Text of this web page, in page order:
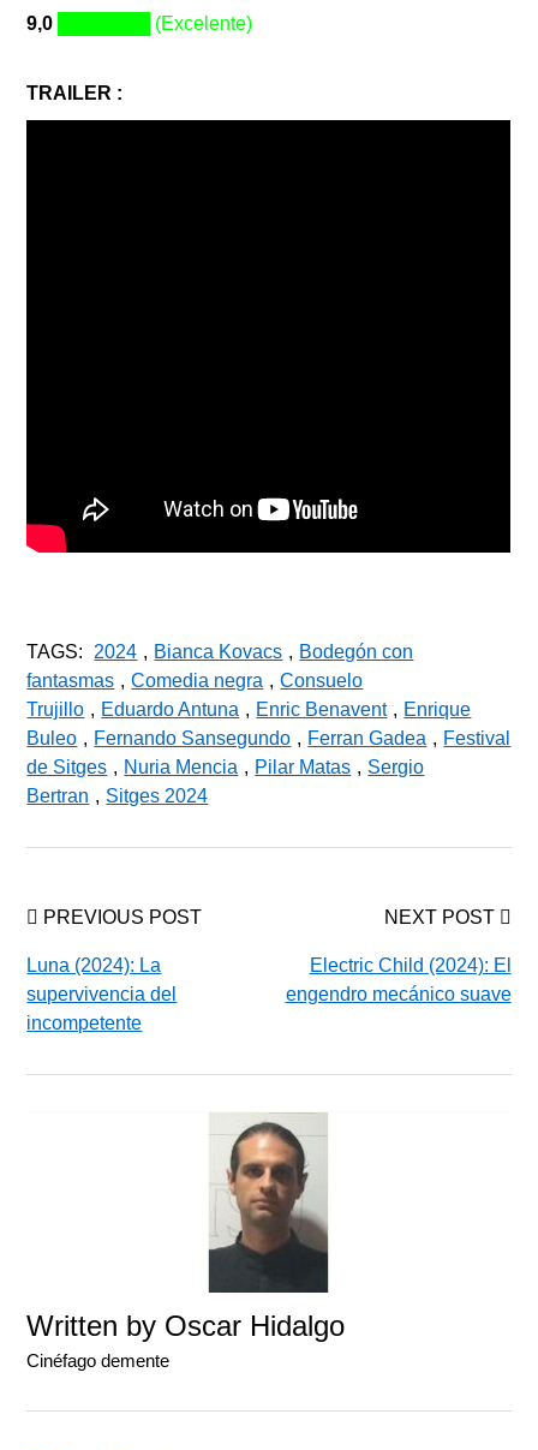
9,0 (Excelente)
TRAILER :
TAGS: 2024 , Bianca Kovacs , Bodegón con
fantasmas , Comedia negra , Consuelo
Trujillo , Eduardo Antuna , Enric Benavent , Enrique
Buleo , Fernando Sansegundo , Ferran Gadea , Festival
de Sitges , Nuria Mencia , Pilar Matas , Sergio
Bertran , Sitges 2024
PREVIOUS POST
Luna (2024): La
supervivencia del
incompetente
NEXT POST
Electric Child (2024): El
engendro mecánico suave
Written by Oscar Hidalgo
Cinéfago demente